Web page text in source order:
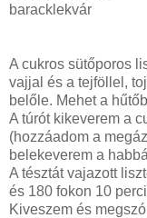
baracklekvár
A cukros sütőporos
vajjal és a tejföllel,
belőle. Mehet a
A túrót kikeverem a
(hozzáadom a
belekeverem a
A tésztát vajazott
és 180 fokon 10
Kiveszem és